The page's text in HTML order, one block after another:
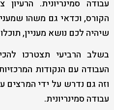
עבודה סמינריונית. הרעיון
הקורס, וכדאי גם משהו
שיהיה לכם נושא מעניין,
בשלב הרביעי תצטרכו
העבודה עם הנקודות
וזה גם נדרש על ידי
עבודה סמינריונית.